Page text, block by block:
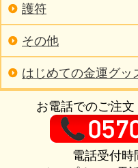
護符
その他
はじめての金運グッ
お電話でのご注
電話受付時